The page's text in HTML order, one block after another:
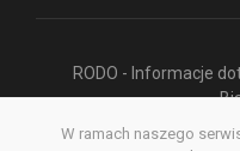
RODO - Informacje
W ramach naszego